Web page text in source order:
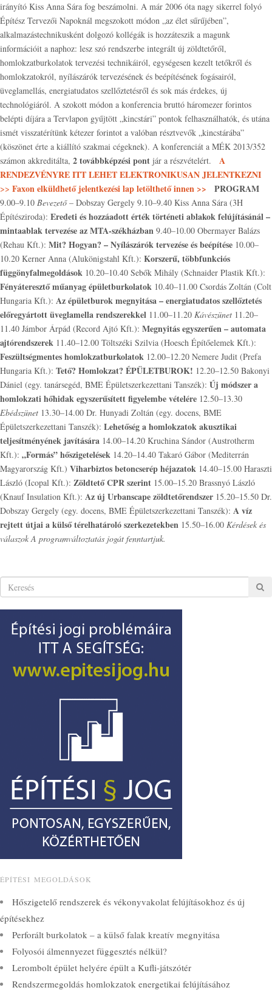
irányító Kiss Anna Sára fog beszámolni. A már 2006 óta nagy sikerrel folyó
Építész Tervezői Napoknál megszokott módon „az élet sűrűjében”,
alkalmazástechnikusként dolgozó kollégák is hozzáteszik a magunk
információit a naphoz: lesz szó rendszerbe integrált új zöldtetőről,
homlokzatburkolatok tervezési technikáiról, egységesen kezelt tetőkről és
homlokzatokról, nyílászárók tervezésének és beépítésének fogásairól,
üveglamellás, energiatudatos szellőztetésről és sok más érdekes, új
technológiáról. A szokott módon a konferencia bruttó háromezer forintos
belépti díjára a Tervlapon gyűjtött „kincstári” pontok felhasználhatók, és utána
ismét visszatérítünk kétezer forintot a valóban résztvevők „kincstárába”
(köszönet érte a kiállító szakmai cégeknek). A konferenciát a MÉK 2013/352
számon akkreditálta, 2 továbbképzési pont jár a részvételért. A
RENDEZVÉNYRE ITT LEHET ELEKTRONIKUSAN JELENTKEZNI
>> Faxon elküldhető jelentkezési lap letölthetőinnen >> PROGRAM
9.00–9.10 Bevezető– Dobszay Gergely 9.10–9.40 Kiss Anna Sára (3H
Építésziroda): Eredeti és hozzáadott érték történeti ablakok felújításánál –
mintaablak tervezése az MTA-székházban 9.40–10.00 Obermayer Balázs
(Rehau Kft.): Mit? Hogyan? – Nyílászárók tervezése és beépítése 10.00–
10.20 Kerner Anna (Alukönigstahl Kft.): Korszerű, többfunkciós
függönyfalmegoldások 10.20–10.40 Sebők Mihály (Schnaider Plastik Kft.):
Fényáteresztő műanyag épületburkolatok 10.40–11.00 Csordás Zoltán (Colt
Hungaria Kft.): Az épületburok megnyitása – energiatudatos szellőztetés
előregyártott üveglamella rendszerekkel 11.00–11.20 Kávészünet 11.20–
11.40 Jámbor Árpád (Record Ajtó Kft.): Megnyitás egyszerűen – automata
ajtórendszerek 11.40–12.00 Töltszéki Szilvia (Hoesch Építőelemek Kft.):
Feszültségmentes homlokzatburkolatok 12.00–12.20 Nemere Judit (Prefa
Hungaria Kft.): Tető? Homlokzat? ÉPÜLETBUROK! 12.20–12.50 Bakonyi
Dániel (egy. tanársegéd, BME Épületszerkezettani Tanszék): Új módszer a
homlokzati hőhidak egyszerűsített figyelembe vételére 12.50–13.30
Ebédszünet 13.30–14.00 Dr. Hunyadi Zoltán (egy. docens, BME
Épületszerkezettani Tanszék): Lehetőség a homlokzatok akusztikai
teljesítményének javítására 14.00–14.20 Kruchina Sándor (Austrotherm
Kft.): „Formás” hőszigetelések 14.20–14.40 Takaró Gábor (Mediterrán
Magyarország Kft.) Viharbiztos betoncserép héjazatok 14.40–15.00 Haraszti
László (Icopal Kft.): Zöldtető CPR szerint 15.00–15.20 Brassnyó László
(Knauf Insulation Kft.): Az új Urbanscape zöldtetőrendszer 15.20–15.50 Dr.
Dobszay Gergely (egy. docens, BME Épületszerkezettani Tanszék): A víz
rejtett útjai a külső térelhatároló szerkezetekben 15.50–16.00 Kérdések és
válaszok A programváltoztatás jogát fenntartjuk.
ÉPÍTÉSI MEGOLDÁSOK
Hőszigetelő rendszerek és vékonyvakolat felújításokhoz és új
építésekhez
Perforált burkolatok – a külső falak kreatív megnyitása
Folyosói álmennyezet függesztés nélkül?
Lerombolt épület helyére épült a Kufli-játszótér
Rendszermegoldás homlokzatok energetikai felújításához